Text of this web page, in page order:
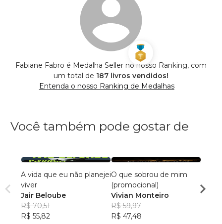
Fabiane Fabro é Medalha Seller no nosso Ranking, com
um total de 187 livros vendidos!
Entenda o nosso Ranking de Medalhas
Você também pode gostar de
A vida que eu não planejei
viver
Jair Beloube
R$ 70,51
R$ 55,82
O que sobrou de mim
(promocional)
Vivian Monteiro
R$ 59,97
R$ 47,48
R$